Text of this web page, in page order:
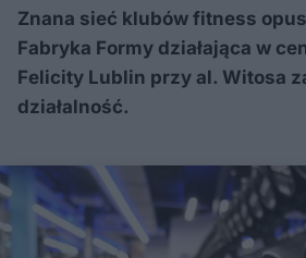
Znana sieć klubów fitness
Fabryka Formy działająca w
Felicity Lublin przy al. Witosa
działalność.